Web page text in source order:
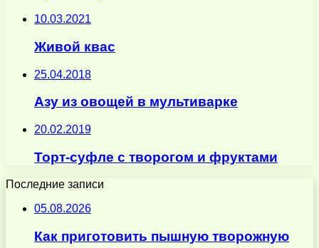
10.03.2021
Живой квас
25.04.2018
Азу из овощей в мультиварке
20.02.2019
Торт-суфле с творогом и фруктами
Последние записи
05.08.2026
Как приготовить пышную творожную